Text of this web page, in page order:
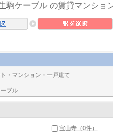
駒ケーブル の賃貸マンショ
・マンション・一戸建て
ブル
宝山寺（0件）